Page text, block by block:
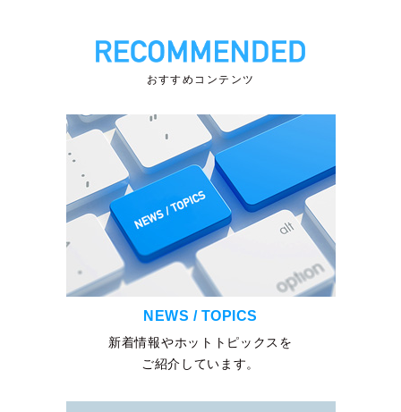
おすすめコンテンツ
NEWS / TOPICS
新着情報やホットトピックスを
ご紹介しています。